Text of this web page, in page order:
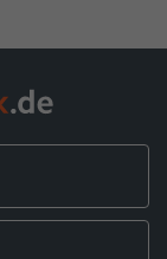
Leistungen /